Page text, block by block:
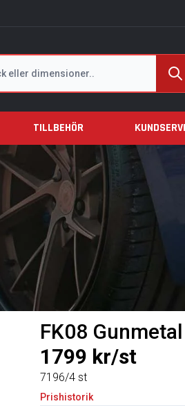
TILLBEHÖR
FK08 Gunmetal
1799 kr/st
7196/4 st
Prishistorik